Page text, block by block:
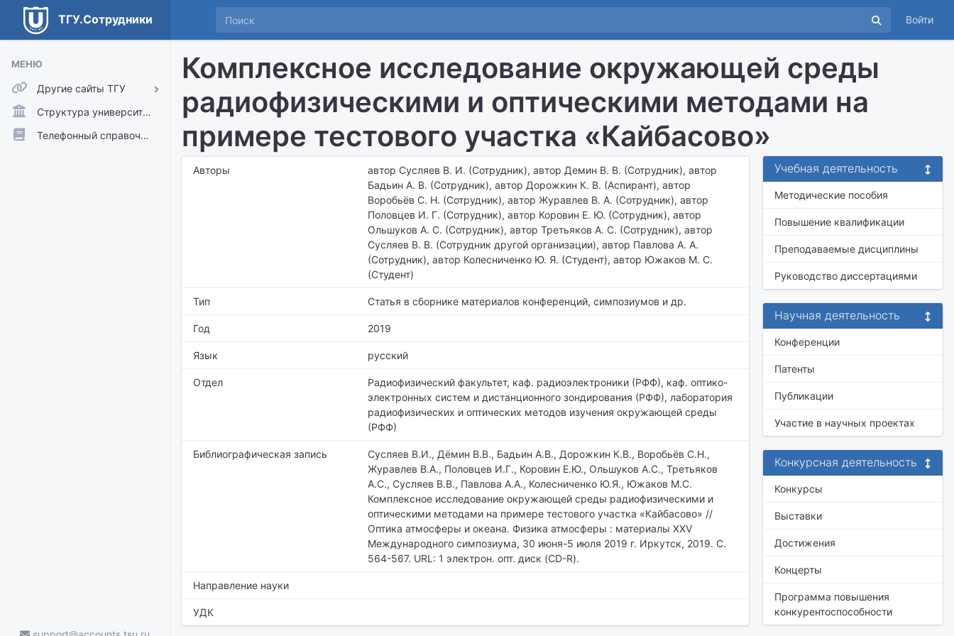
ТГУ.Сотрудники Войти
МЕНЮ
Другие сайты ТГУ
ТГУ.Аккаунты
ТГУ.Расписание
Структура университета
Телефонный справочник
Комплексное исследование окружающей среды
радиофизическими и оптическими методами на
примере тестового участка «Кайбасово»
Авторы
автор Сусляев В. И. (Сотрудник), автор Демин В. В. (Сотрудник), автор
Бадьин А. В. (Сотрудник), автор Дорожкин К. В. (Аспирант), автор
Воробьёв С. Н. (Сотрудник), автор Журавлев В. А. (Сотрудник), автор
Половцев И. Г. (Сотрудник), автор Коровин Е. Ю. (Сотрудник), автор
Ольшуков А. С. (Сотрудник), автор Третьяков А. С. (Сотрудник), автор
Сусляев В. В. (Сотрудник другой организации), автор Павлова А. А.
(Сотрудник), автор Колесниченко Ю. Я. (Студент), автор Южаков М. С.
(Студент)
Тип Статья в сборнике материалов конференций, симпозиумов и др.
Год 2019
Язык русский
Отдел Радиофизический факультет, каф. радиоэлектроники (РФФ), каф. оптико-
электронных систем и дистанционного зондирования (РФФ), лаборатория
радиофизических и оптических методов изучения окружающей среды
(РФФ)
Библиографическая запись
Сусляев В.И., Дёмин В.В., Бадьин А.В., Дорожкин К.В., Воробьёв С.Н.,
Журавлев В.А., Половцев И.Г., Коровин Е.Ю., Ольшуков А.С., Третьяков
А.С., Сусляев В.В., Павлова А.А., Колесниченко Ю.Я., Южаков М.С.
Комплексное исследование окружающей среды радиофизическими и
оптическими методами на примере тестового участка «Кайбасово» //
Оптика атмосферы и океана. Физика атмосферы : материалы XXV
Международного симпозиума, 30 июня-5 июля 2019 г. Иркутск, 2019. С.
564-567. URL: 1 электрон. опт. диск (CD-R).
Направление науки
УДК
Учебная деятельность
Методические пособия
Повышение квалификации
Преподаваемые дисциплины
Руководство диссертациями
Научная деятельность
Конференции
Патенты
Публикации
Участие в научных проектах
Конкурсная деятельность
Конкурсы
Выставки
Достижения
Концерты
Программа повышения
конкурентоспособности